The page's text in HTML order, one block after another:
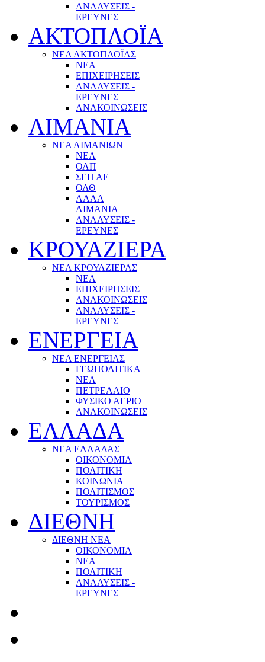
ΑΝΑΛΥΣΕΙΣ -
ΕΡΕΥΝΕΣ
ΑΚΤΟΠΛΟΪΑ
ΝΕΑ ΑΚΤΟΠΛΟΪΑΣ
ΝΕΑ
ΕΠΙΧΕΙΡΗΣΕΙΣ
ΑΝΑΛΥΣΕΙΣ -
ΕΡΕΥΝΕΣ
ΑΝΑΚΟΙΝΩΣΕΙΣ
ΛΙΜΑΝΙΑ
ΝΕΑ ΛΙΜΑΝΙΩΝ
ΝΕΑ
ΟΛΠ
ΣΕΠ ΑΕ
ΟΛΘ
ΑΛΛΑ
ΛΙΜΑΝΙΑ
ΑΝΑΛΥΣΕΙΣ -
ΕΡΕΥΝΕΣ
ΚΡΟΥΑΖΙΕΡΑ
ΝΕΑ ΚΡΟΥΑΖΙΕΡΑΣ
NEA
ΕΠΙΧΕΙΡΗΣΕΙΣ
ΑΝΑΚΟΙΝΩΣΕΙΣ
ΑΝΑΛΥΣΕΙΣ -
ΕΡΕΥΝΕΣ
ΕΝΕΡΓΕΙΑ
ΝΕΑ ΕΝΕΡΓΕΙΑΣ
ΓΕΩΠΟΛΙΤΙΚΑ
ΝΕΑ
ΠΕΤΡΕΛΑΙΟ
ΦΥΣΙΚΟ ΑΕΡΙΟ
ΑΝΑΚΟΙΝΩΣΕΙΣ
ΕΛΛΑΔΑ
ΝΕΑ ΕΛΛΑΔΑΣ
ΟΙΚΟΝΟΜΙΑ
ΠΟΛΙΤΙΚΗ
ΚΟΙΝΩΝΙΑ
ΠΟΛΙΤΙΣΜΟΣ
ΤΟΥΡΙΣΜΟΣ
ΔΙΕΘΝΗ
ΔΙΕΘΝΗ ΝΕΑ
ΟΙΚΟΝΟΜΙΑ
ΝΕΑ
ΠΟΛΙΤΙΚΗ
ΑΝΑΛΥΣΕΙΣ -
ΕΡΕΥΝΕΣ